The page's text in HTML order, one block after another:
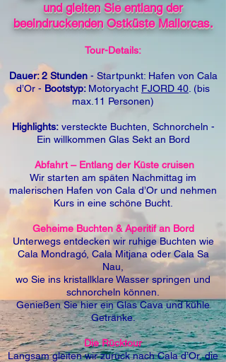
und gleiten Sie entlang der
beeindruckenden Ostküste Mallorcas.
Tour-Details:
Dauer: 2 Stunden- Startpunkt: Hafen von Cala
d’Or - Bootstyp: Motoryacht FJORD 40 . (bis
max.11 Personen)
Highlights:versteckte Buchten, Schnorcheln -
Ein willkommen Glas Sekt an Bord
Abfahrt – Entlang der Küste cruisen
Wir starten am späten Nachmittag im
malerischen Hafen von Cala d’Or und nehmen
Kurs in eine schöne Bucht.
Geheime Buchten & Aperitif an Bord
Unterwegs entdecken wir ruhige Buchten wie
Cala Mondragó, Cala Mitjana oder Cala Sa
Nau,
wo Sie ins kristallklare Wasser springen und
schnorcheln können.
Genießen Sie hier ein Glas Cava und kühle
Getränke.
Die Rücktour
Langsam gleiten wir zurück nach Cala d’Or, die